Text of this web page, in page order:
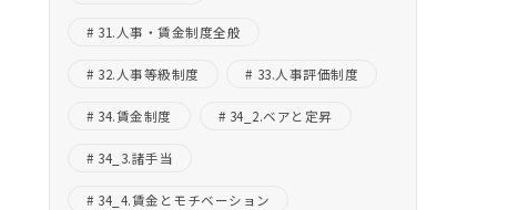
31.人事・賃金制度全般
32.人事等級制度 33.人事評価制度
34.賃金制度 34_2.ベアと定昇
34_3.諸手当
34_4.賃金とモチベーション